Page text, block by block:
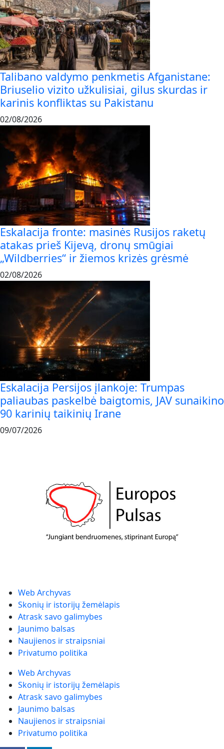
Talibano valdymo penkmetis Afganistane:
Briuselio vizito užkulisiai, gilus skurdas ir
karinis konfliktas su Pakistanu
02/08/2026
Eskalacija fronte: masinės Rusijos raketų
atakas prieš Kijevą, dronų smūgiai
„Wildberries“ ir žiemos krizės grėsmė
02/08/2026
Eskalacija Persijos įlankoje: Trumpas
paliaubas paskelbė baigtomis, JAV sunaikino
90 karinių taikinių Irane
09/07/2026
Web Archyvas
Skonių ir istorijų žemėlapis
Atrask savo galimybes
Jaunimo balsas
Naujienos ir straipsniai
Privatumo politika
Web Archyvas
Skonių ir istorijų žemėlapis
Atrask savo galimybes
Jaunimo balsas
Naujienos ir straipsniai
Privatumo politika